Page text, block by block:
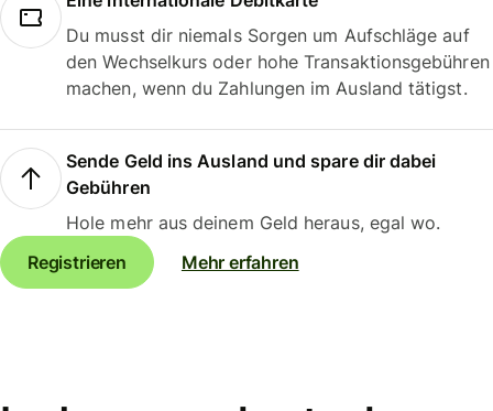
Du musst dir niemals Sorgen um Aufschläge auf
den Wechselkurs oder hohe Transaktionsgebühren
machen, wenn du Zahlungen im Ausland tätigst.
Sende Geld ins Ausland und spare dir dabei
Gebühren
Hole mehr aus deinem Geld heraus, egal wo.
Registrieren
Mehr erfahren